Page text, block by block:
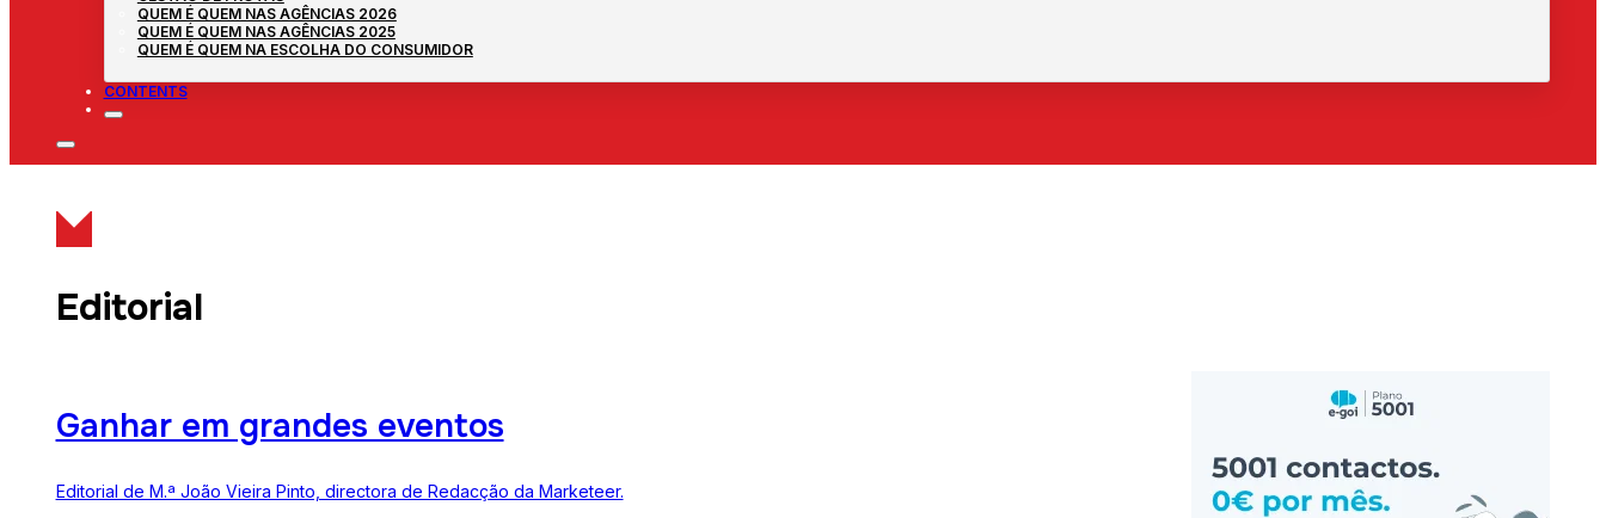
QUEM É QUEM NAS AGÊNCIAS 2026
QUEM É QUEM NAS AGÊNCIAS 2025
QUEM É QUEM NA ESCOLHA DO CONSUMIDOR
CONTENTS
Editorial
Ganhar em grandes eventos
Editorial de M.ª João Vieira Pinto, directora de Redacção da Marketeer.